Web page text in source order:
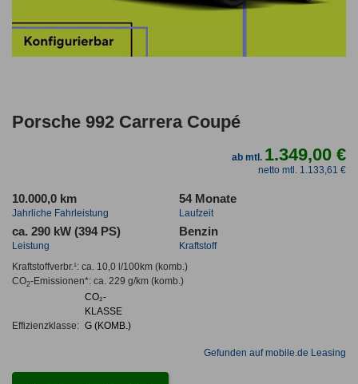
Porsche 992 Carrera Coupé
ab mtl. 1.349,00 €
netto mtl. 1.133,61 €
10.000,0 km
Jahrliche Fahrleistung
54 Monate
Laufzeit
ca. 290 kW (394 PS)
Leistung
Benzin
Kraftstoff
Kraftstoffverbr.¹: ca. 10,0 l/100km(komb.)
CO2-Emissionen*: ca. 229 g/km(komb.)
Effizienzklasse:
CO₂-
KLASSE
G (KOMB.)
Gefunden auf mobile.de Leasing